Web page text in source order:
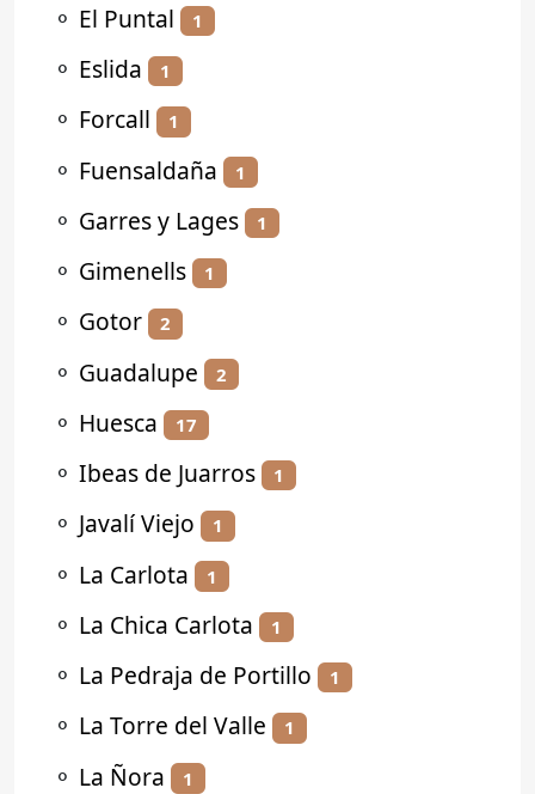
⚬ El Puntal 1
⚬ Eslida 1
⚬ Forcall 1
⚬ Fuensaldaña 1
⚬ Garres y Lages 1
⚬ Gimenells 1
⚬ Gotor 2
⚬ Guadalupe 2
⚬ Huesca 17
⚬ Ibeas de Juarros 1
⚬ Javalí Viejo 1
⚬ La Carlota 1
⚬ La Chica Carlota 1
⚬ La Pedraja de Portillo 1
⚬ La Torre del Valle 1
⚬ La Ñora 1